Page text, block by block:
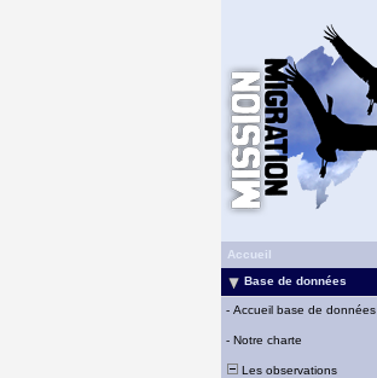
Accueil
Base de données
- Accueil base de données
- Notre charte
Les observations